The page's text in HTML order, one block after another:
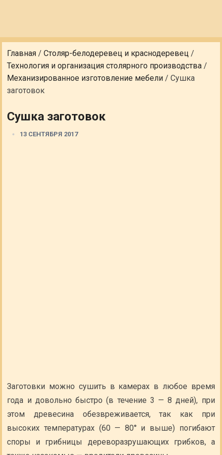
Главная /Столяр-белодеревец и краснодеревец /
Технология и организация столярного производства /
Механизированное изготовление мебели /Сушка
заготовок
Сушка заготовок
13 СЕНТЯБРЯ 2017
Заготовки можно сушить в камерах в любое время
года и довольно быстро (в течение 3 — 8 дней), при
этом древесина обезвреживается, так как при
высоких температурах (60 — 80° и выше) погибают
споры и грибницы дереворазрушающих грибков, а